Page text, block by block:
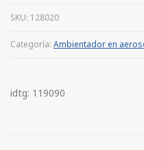
SKU: 128020
Categoría: Ambientador en
idtg: 119090